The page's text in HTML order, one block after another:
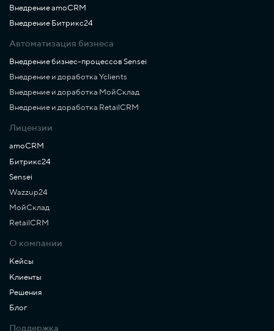
Внедрение amoCRM
Внедрение Битрикс24
Автоматизация бизнеса
Внедрение бизнес-процессов Sensei
Внедрение и доработка Yclients
Внедрение и доработка МойСклад
Внедрение и доработка RetailCRM
Лицензии
amoCRM
Битрикс24
Sensei
Wazzup24
МойСклад
RetailCRM
О компании
Кейсы
Клиенты
Решения
Блог
Поддержка